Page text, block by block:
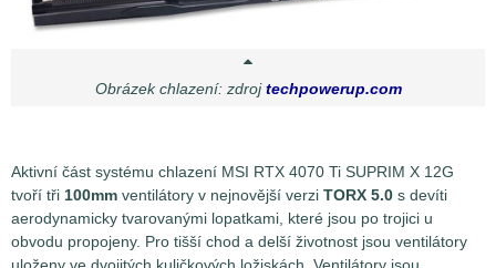
Obrázek chlazení: zdrojtechpowerup.com
Aktivní část systému chlazení MSI RTX 4070 Ti SUPRIM X 12G
tvoří tři 100mm ventilátory v nejnovější verzi TORX 5.0 s devíti
aerodynamicky tvarovanými lopatkami, které jsou po trojici u
obvodu propojeny. Pro tišší chod a delší životnost jsou ventilátory